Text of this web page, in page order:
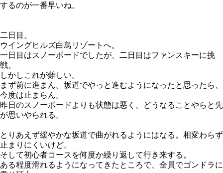
するのが一番早いね。
二日目。
ウイングヒルズ白鳥リゾートへ。
一日目はスノーボードでしたが、二日目はファンスキーに挑
戦。
しかしこれが難しい。
まず前に進まん。坂道でやっと進むようになったと思ったら、
今度は止まらん。
昨日のスノーボードよりも状態は悪く、どうなることやらと先
が思いやられる。
とりあえず緩やかな坂道で曲がれるようにはなる。相変わらず
止まりにくいけど。
そして初心者コースを何度か繰り返して行き来する。
ある程度滑れるようになってきたところで、全員でゴンドラに